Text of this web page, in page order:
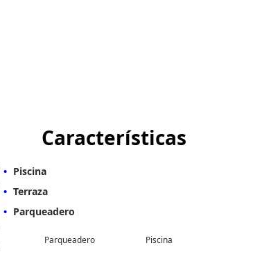
Características
Piscina
Terraza
Parqueadero
Parqueadero Piscina